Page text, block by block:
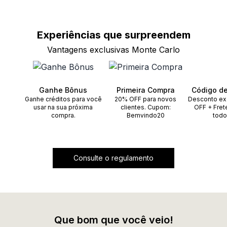
Experiências que surpreendem
Vantagens exclusivas Monte Carlo
Ganhe Bônus
Ganhe créditos para você
usar na sua próxima
compra.
Primeira Compra
20% OFF para novos
clientes. Cupom:
Bemvindo20
Código
Desconto
OFF +
Consulte o regulamento
Que bom que você veio!